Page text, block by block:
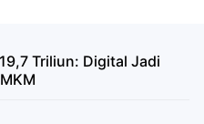
Triliun: Digital Jadi